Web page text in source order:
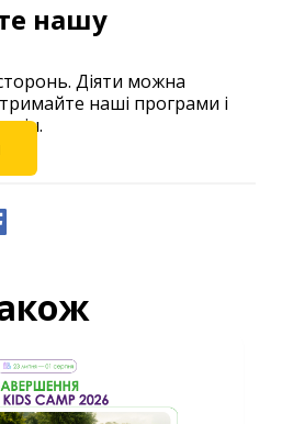
нашу
Діяти можна
наші програми і